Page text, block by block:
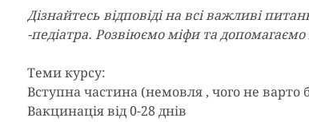
Дізнайтесь відповіді на всі важливі
-педіатра. Розвіюємо міфи та
Теми курсу:
Вступна частина (немовля , чого не варто
Вакцинація від 0-28 днів